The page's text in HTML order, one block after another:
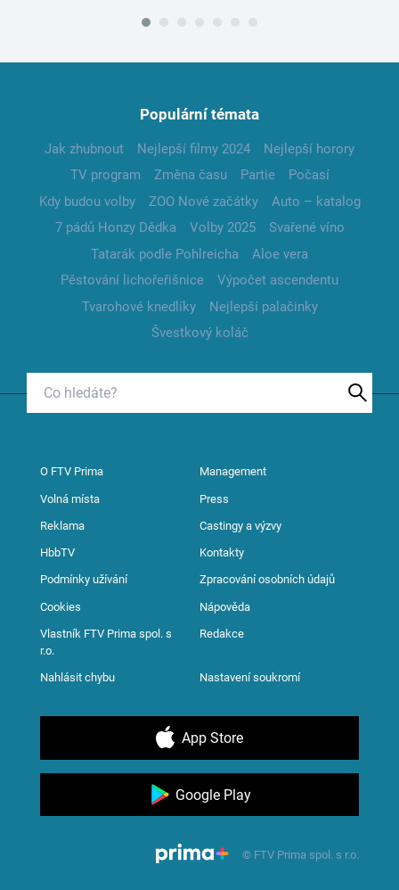
Populární témata
Jak zhubnout Nejlepší filmy 2024
Nejlepší horory
TV program
Změna času Partie
Počasí
Kdy budou volby
ZOO Nové začátky
Auto – katalog
7 pádů Honzy Dědka
Volby 2025
Svařené víno
Tatarák podle Pohlreicha
Aloe vera
Pěstování lichořeřišnice
Výpočet ascendentu
Tvarohové knedlíky
Nejlepší palačinky
Švestkový koláč
O FTV Prima Management
Volná místa Press
Reklama Castingy a výzvy
HbbTV Kontakty
Podmínky užívání Zpracování osobních údajů
Cookies Nápověda
Vlastník FTV Prima spol. s
r.o.
Redakce
Nahlásit chybu Nastavení soukromí
App Store
Google Play
© FTV Prima spol. s r.o.